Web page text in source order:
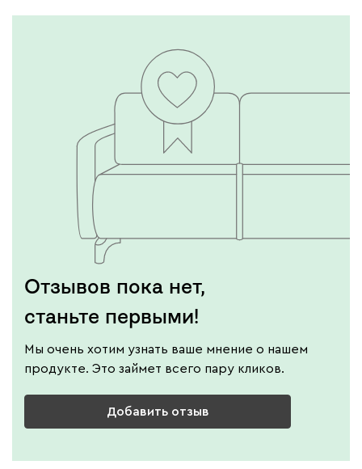
Отзывов пока нет,
станьте первыми!
Мы очень хотим узнать ваше мнение о нашем
продукте. Это займет всего пару кликов.
Добавить отзыв